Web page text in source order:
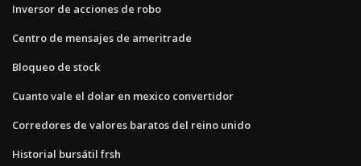
Inversor de acciones de robo
Centro de mensajes de ameritrade
Bloqueo de stock
Cuanto vale el dolar en mexico convertidor
Corredores de valores baratos del reino unido
Historial bursátil frsh